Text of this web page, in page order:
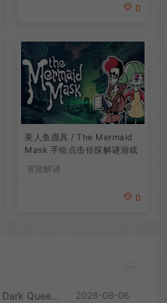
0
美人鱼面具 / The Mermaid
Mask 手绘点击侦探解谜游戏
冒险解谜
0
莫索尔姆的黑暗女王 / The Dark Queen of Mortholme 多结局叙事游戏 2026-08-06